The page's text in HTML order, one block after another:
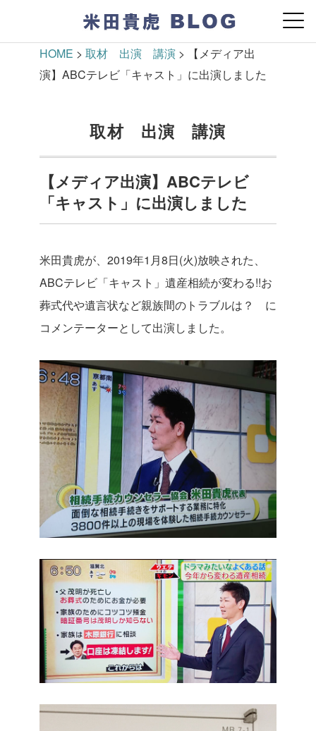
HOME > 取材 出演 講演 >
【メディア出
演】ABCテレビ「キャスト」に出演しました
取材 出演 講演
【メディア出演】ABCテレビ
「キャスト」に出演しました
米田貴虎が、2019年1月8日(火)放映された、
ABCテレビ「キャスト」遺産相続が変わる!!お
葬式代や遺言状など親族間のトラブルは？ に
コメンテーターとして出演しました。